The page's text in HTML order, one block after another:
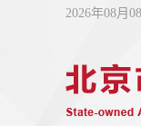
2026年08月